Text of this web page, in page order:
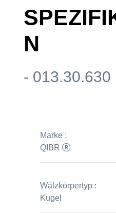
N
- 013.30.630
Marke :
QIBR
Wälzkörpertyp :
Kugel